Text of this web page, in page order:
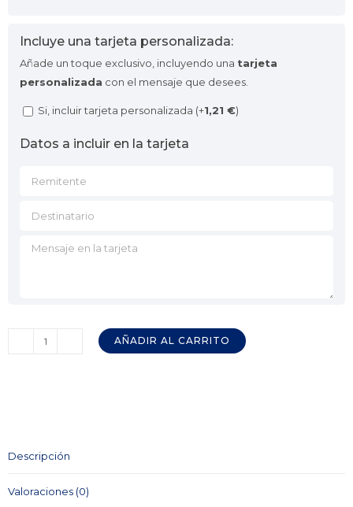
Incluye una tarjeta personalizada:
Añade un toque exclusivo, incluyendo una tarjeta
personalizada con el mensaje que desees.
Si, incluir tarjeta personalizada (+1,21 €)
Datos a incluir en la tarjeta
3
AÑADIR AL CARRITO
Descripción
Valoraciones (0)